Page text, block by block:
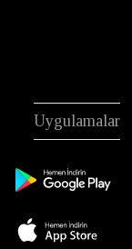
Uygulamalar